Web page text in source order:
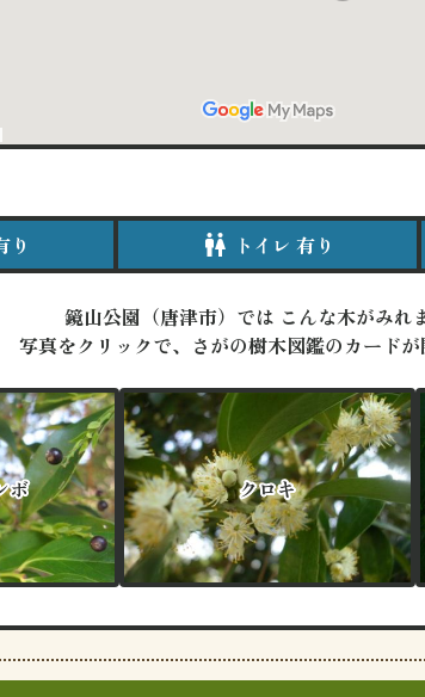
り wc トイレ 有り
鏡山公園（唐津市）では こんな木がみれ
写真をクリックで、さがの樹木図鑑のカードが
ボ
ボ クロキ
クロキ